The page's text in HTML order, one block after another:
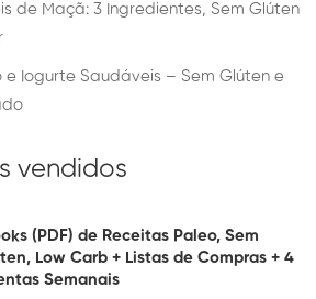
de Maçã: 3 Ingredientes, Sem Glúten
e Iogurte Saudáveis – Sem Glúten e
vendidos
(PDF) de Receitas Paleo, Sem
Low Carb + Listas de Compras + 4
Semanais